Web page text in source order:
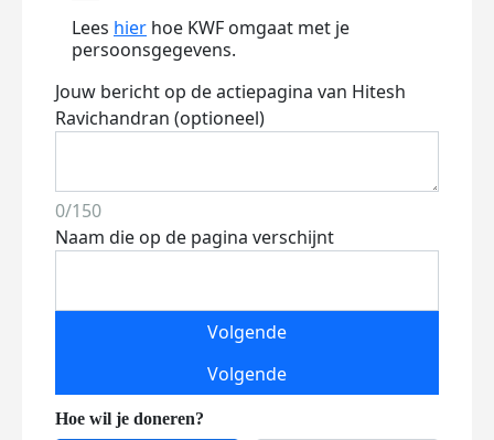
Lees hier hoe KWF omgaat met je
persoonsgegevens.
Jouw bericht op de actiepagina van Hitesh
Ravichandran (optioneel)
0/150
Naam die op de pagina verschijnt
Volgende
Volgende